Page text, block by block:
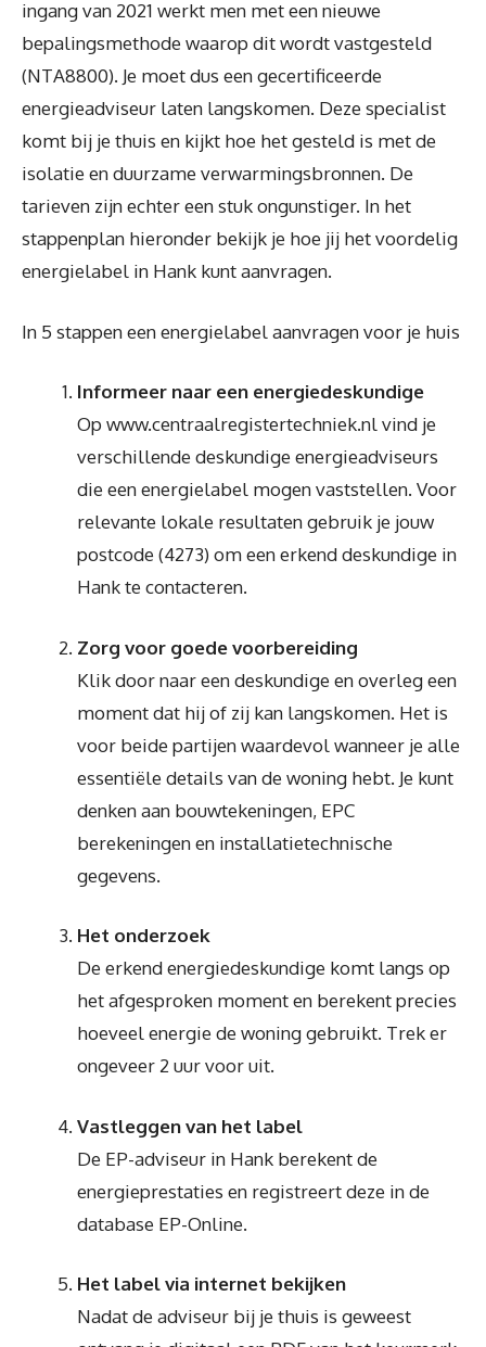
ingang van 2021 werkt men met een nieuwe
bepalingsmethode waarop dit wordt vastgesteld
(NTA8800). Je moet dus een gecertificeerde
energieadviseur laten langskomen. Deze specialist
komt bij je thuis en kijkt hoe het gesteld is met de
isolatie en duurzame verwarmingsbronnen. De
tarieven zijn echter een stuk ongunstiger. In het
stappenplan hieronder bekijk je hoe jij het voordelig
energielabel in Hank kunt aanvragen.
In 5 stappen een energielabel aanvragen voor je huis
Informeer naar een energiedeskundige
Op www.centraalregistertechniek.nl vind je
verschillende deskundige energieadviseurs
die een energielabel mogen vaststellen. Voor
relevante lokale resultaten gebruik je jouw
postcode (4273) om een erkend deskundige in
Hank te contacteren.
Zorg voor goede voorbereiding
Klik door naar een deskundige en overleg een
moment dat hij of zij kan langskomen. Het is
voor beide partijen waardevol wanneer je alle
essentiële details van de woning hebt. Je kunt
denken aan bouwtekeningen, EPC
berekeningen en installatietechnische
gegevens.
Het onderzoek
De erkend energiedeskundige komt langs op
het afgesproken moment en berekent precies
hoeveel energie de woning gebruikt. Trek er
ongeveer 2 uur voor uit.
Vastleggen van het label
De EP-adviseur in Hank berekent de
energieprestaties en registreert deze in de
database EP-Online.
Het label via internet bekijken
Nadat de adviseur bij je thuis is geweest